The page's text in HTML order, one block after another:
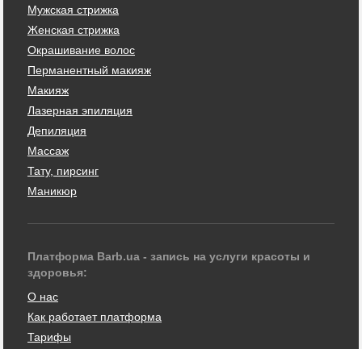
Мужская стрижка
Женская стрижка
Окрашивание волос
Перманентный макияж
Макияж
Лазерная эпиляция
Депиляция
Массаж
Тату, пирсинг
Маникюр
Платформа Barb.ua - запись на услуги красоты и
здоровья:
О нас
Как работает платформа
Тарифы